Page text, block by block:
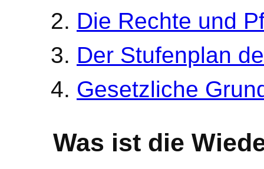
Die Rechte und
Der Stufenplan
Gesetzliche
Was ist die